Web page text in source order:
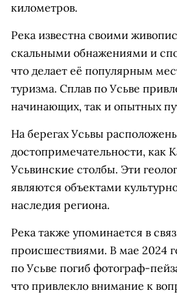
километров.
Река известна своими
скальными обнажениями и
что делает её популярным
туризма. Сплав по Усьве
начинающих, так и опытных
На берегах Усьвы
достопримечательности, как
Усьвинские столбы. Эти
являются объектами
наследия региона.
Река также упоминается в
происшествиями. В мае 2024
по Усьве погиб фотограф-
что привлекло внимание к